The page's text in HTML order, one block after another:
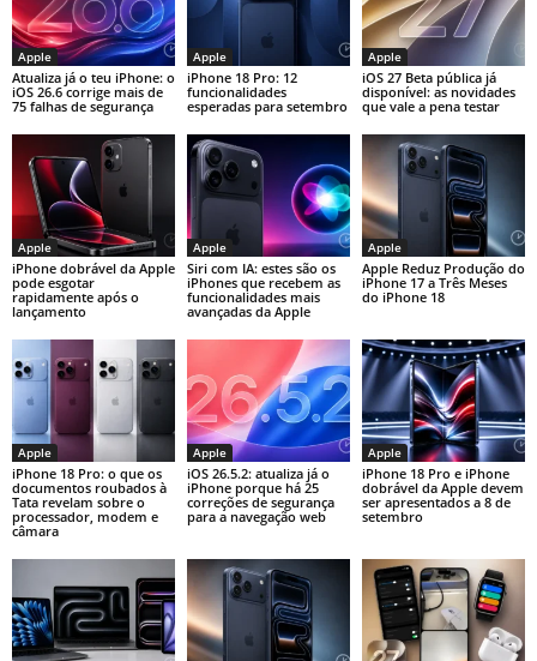
Apple
Atualiza já o teu iPhone: o
iOS 26.6 corrige mais de
75 falhas de segurança
Apple
iPhone 18 Pro: 12
funcionalidades
esperadas para setembro
Apple
iOS 27 Beta pública já
disponível: as novidades
que vale a pena testar
Apple
iPhone dobrável da Apple
pode esgotar
rapidamente após o
lançamento
Apple
Siri com IA: estes são os
iPhones que recebem as
funcionalidades mais
avançadas da Apple
Apple
Apple Reduz Produção do
iPhone 17 a Três Meses
do iPhone 18
Apple
iPhone 18 Pro: o que os
documentos roubados à
Tata revelam sobre o
processador, modem e
câmara
Apple
iOS 26.5.2: atualiza já o
iPhone porque há 25
correções de segurança
para a navegação web
Apple
iPhone 18 Pro e iPhone
dobrável da Apple devem
ser apresentados a 8 de
setembro